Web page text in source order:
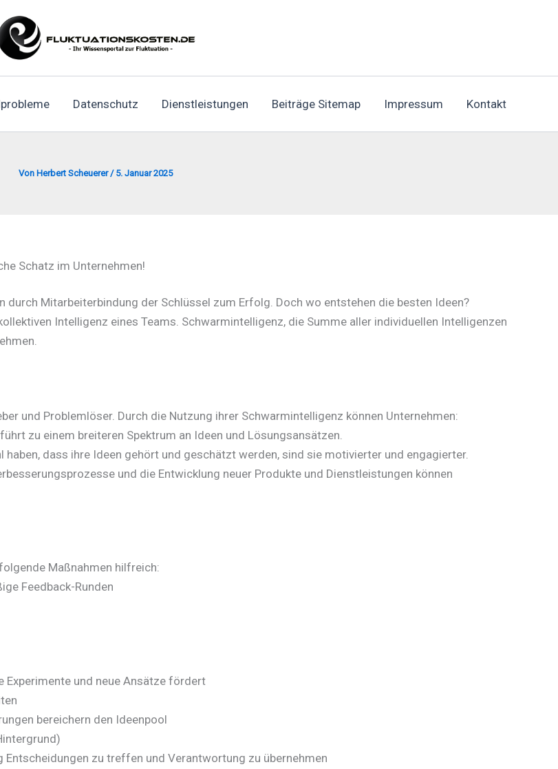
Datenschutz Dienstleistungen Beiträge Sitemap Impressum Kontakt
Von Herbert Scheuerer / 5. Januar 2025
Schatz im Unternehmen!
durch Mitarbeiterbindung der Schlüssel zum Erfolg. Doch wo entstehen die besten Ideen?
Intelligenz eines Teams. Schwarmintelligenz, die Summe aller individuellen Intelligenzen
und Problemlöser. Durch die Nutzung ihrer Schwarmintelligenz können Unternehmen:
zu einem breiteren Spektrum an Ideen und Lösungsansätzen.
dass ihre Ideen gehört und geschätzt werden, sind sie motivierter und engagierter.
und die Entwicklung neuer Produkte und Dienstleistungen können
Maßnahmen hilfreich:
Feedback-Runden
Experimente und neue Ansätze fördert
bereichern den Ideenpool
zu treffen und Verantwortung zu übernehmen